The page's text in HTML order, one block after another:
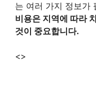
는 여러 가지 정보가
비용은 지역에 따라
것이 중요합니다.
<>